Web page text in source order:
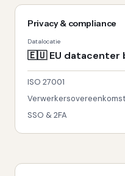
Privacy & compliance
Datalocatie
🇪🇺 EU datacenter
ISO 27001
Verwerkersovereenkomst
SSO & 2FA